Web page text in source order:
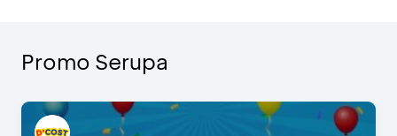
Promo Serupa